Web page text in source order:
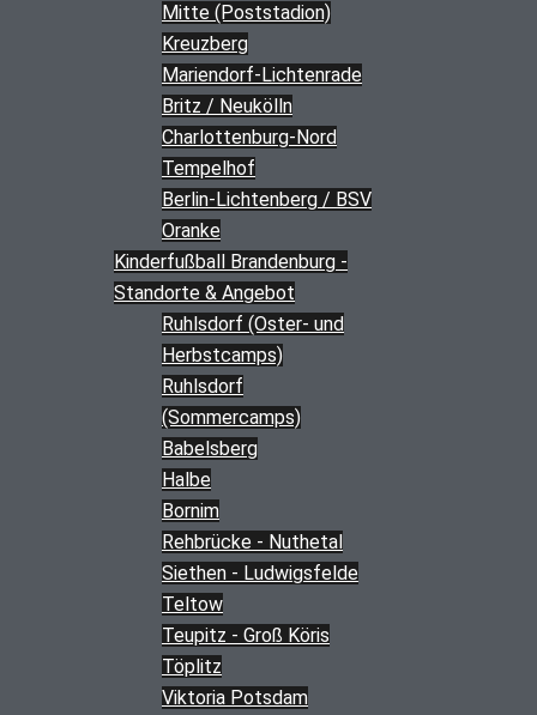
Mitte (Poststadion)
Kreuzberg
Mariendorf-Lichtenrade
Britz / Neukölln
Charlottenburg-Nord
Tempelhof
Berlin-Lichtenberg / BSV
Oranke
Kinderfußball Brandenburg -
Standorte & Angebot
Ruhlsdorf (Oster- und
Herbstcamps)
Ruhlsdorf
(Sommercamps)
Babelsberg
Halbe
Bornim
Rehbrücke - Nuthetal
Siethen - Ludwigsfelde
Teltow
Teupitz - Groß Köris
Töplitz
Viktoria Potsdam